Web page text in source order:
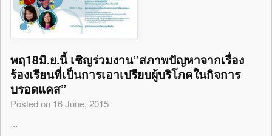
พฤ18มิ.ย.นี้ เชิญร่วมงาน”สภาพปัญหาจากเรื่อง
ร้องเรียนที่เป็นการเอาเปรียบผู้บริโภคในกิจการ
บรอดแคส”
Posted on 16 June, 2015
...